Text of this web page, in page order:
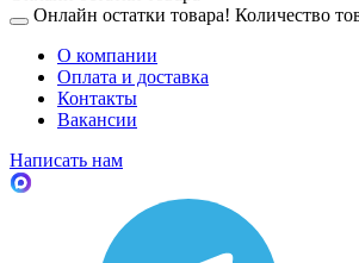
Онлайн остатки товара! Количество
О компании
Оплата и доставка
Контакты
Вакансии
Написать нам